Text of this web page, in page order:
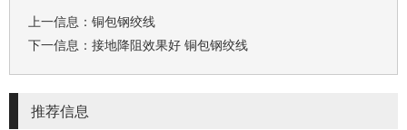
上一信息： 铜包钢绞线
下一信息： 接地降阻效果好 铜包钢绞线
推荐信息